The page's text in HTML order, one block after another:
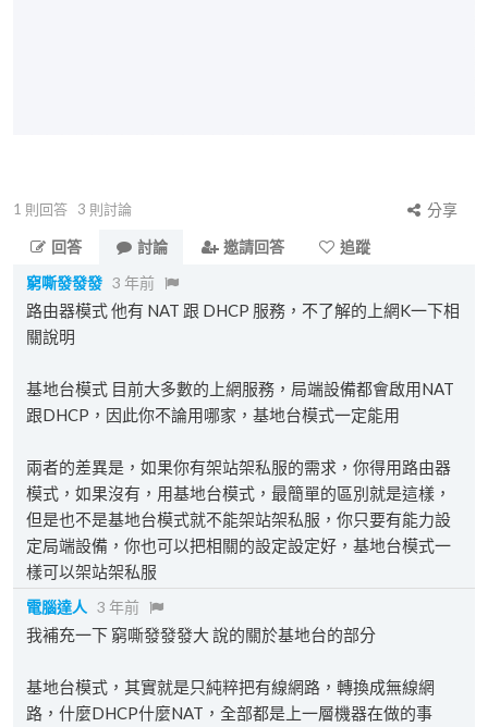
1 則回答 3 則討論
分享
回答
討論 邀請回答
追蹤
窮嘶發發發 3 年前
路由器模式 他有 NAT 跟 DHCP 服務，不了解的上網K一下相
關說明
基地台模式 目前大多數的上網服務，局端設備都會啟用NAT
跟DHCP，因此你不論用哪家，基地台模式一定能用
兩者的差異是，如果你有架站架私服的需求，你得用路由器
模式，如果沒有，用基地台模式，最簡單的區別就是這樣，
但是也不是基地台模式就不能架站架私服，你只要有能力設
定局端設備，你也可以把相關的設定設定好，基地台模式一
樣可以架站架私服
電腦達人 3 年前
我補充一下 窮嘶發發發大 說的關於基地台的部分
基地台模式，其實就是只純粹把有線網路，轉換成無線網
路，什麼DHCP什麼NAT，全部都是上一層機器在做的事